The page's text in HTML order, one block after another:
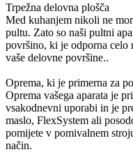
Trpežna delovna plošča
Med kuhanjem nikoli ne
pultu. Zato so naši pultni
površino, ki je odporna celo
vaše delovne površine..
Oprema, ki je primerna za
Oprema vašega aparata je
vsakodnevni uporabi in je
maslo, FlexSystem ali
pomijete v pomivalnem
način.